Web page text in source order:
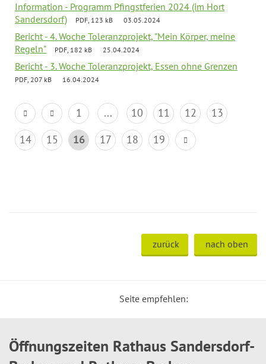
Information - Programm Pfingstferien 2024 (im Hort
Sandersdorf)
PDF, 123 kB 03.05.2024
Bericht - 4. Woche Toleranzprojekt, "Mein Körper, meine
Regeln"
PDF, 182 kB 25.04.2024
Bericht - 3. Woche Toleranzprojekt, Essen ohne Grenzen
PDF, 207 kB 16.04.2024
1 ... 10 11 12
13
14
15 16 17 18 19
zurück nach oben
Seite empfehlen:
Öffnungszeiten Rathaus Sandersdorf-